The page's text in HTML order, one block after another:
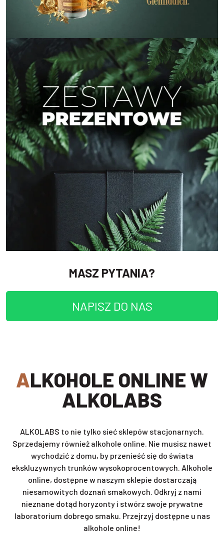
MASZ PYTANIA?
NAPISZ DO NAS
ALKOHOLE ONLINE W
ALKOLABS
ALKOLABS to nie tylko sieć sklepów stacjonarnych.
Sprzedajemy również alkohole online. Nie musisz nawet
wychodzić z domu, by przenieść się do świata
ekskluzywnych trunków wysokoprocentowych. Alkohole
online, dostępne w naszym sklepie dostarczają
niesamowitych doznań smakowych. Odkryj z nami
nieznane dotąd horyzonty i stwórz swoje prywatne
laboratorium dobrego smaku. Przejrzyj dostępne u nas
alkohole online!